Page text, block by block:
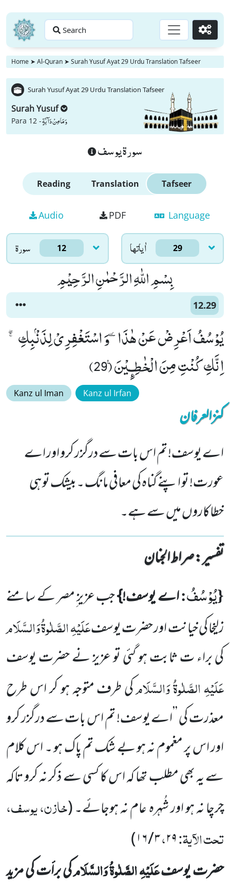
Search Go
Home ➤ Al-Quran ➤ Surah Yusuf Ayat 29 Urdu Translation Tafseer
Surah Yusuf Ayat 29 Urdu Translation Tafseer
Surah Yusuf
Para 12 -وَ مَا مِنْ دَآبَّةٍ
سورة يوسف
Reading Translation Tafseer
Audio PDF Language
سورۃ 12 اٰياتها 29
بِسْمِ اللّٰهِ الرَّحْمٰنِ الرَّحِیْمِ
12.29
یُوْسُفُ اَعْرِضْ عَنْ هٰذَاٚ-وَ اسْتَغْفِرِیْ لِذَنْۢبِكِ ۚۖ-
اِنَّكِ كُنْتِ مِنَ الْخٰطِـٕیْنَ۠ (29)
Kanz ul Iman Kanz ul Irfan
کنزالعرفان
اے یوسف! تم اس بات سے درگزر کرو اور اے
عورت! تو اپنے گناہ کی معافی مانگ ۔بیشک تو ہی
خطاکاروں میں سے ہے۔
تفسیر : ‎صراط الجنان
{یُوْسُفُ:اے یوسف!}جب عزیز ِمصر کے سامنے
زلیخا کی خیانت اور حضرت یوسفعَلَیْہِ الصَّلٰوۃُ وَالسَّلَام
کی براء تثابت ہو گئی تو عزیز نے حضرت یوسف
عَلَیْہِ الصَّلٰوۃُ وَالسَّلَامکی طرف متوجہ ہو کر اس طرح
معذرت کی ’’اے یوسف! تم اسبات سے درگزر کرو
اور اس پر مغموم نہ ہو بے شک تم پاک ہو ۔ اس کلام
سے یہ بھی مطلب تھا کہ اس کا کسی سے ذکر نہ کرو تاکہ
چرچا نہ ہو اور شُہرہ عام نہ ہوجائے۔(خازن، یوسف،
تحت الآیۃ:۲۹،۳/۱۶)
حضرت یوسفعَلَیْہِ الصَّلٰوۃُ وَالسَّلَامکی برأت کی مزید